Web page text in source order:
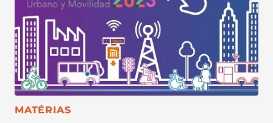
CATEGORIA:
MATÉRIAS